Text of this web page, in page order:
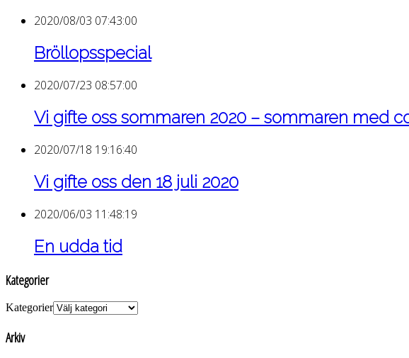
2020/08/03 07:43:00
Bröllopsspecial
2020/07/23 08:57:00
Vi gifte oss sommaren 2020 – sommaren med
2020/07/18 19:16:40
Vi gifte oss den 18 juli 2020
2020/06/03 11:48:19
En udda tid
Kategorier
Kategorier
Arkiv